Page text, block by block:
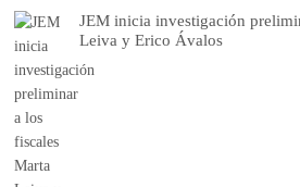
JEM inicia investigación
Leiva y Erico Ávalos